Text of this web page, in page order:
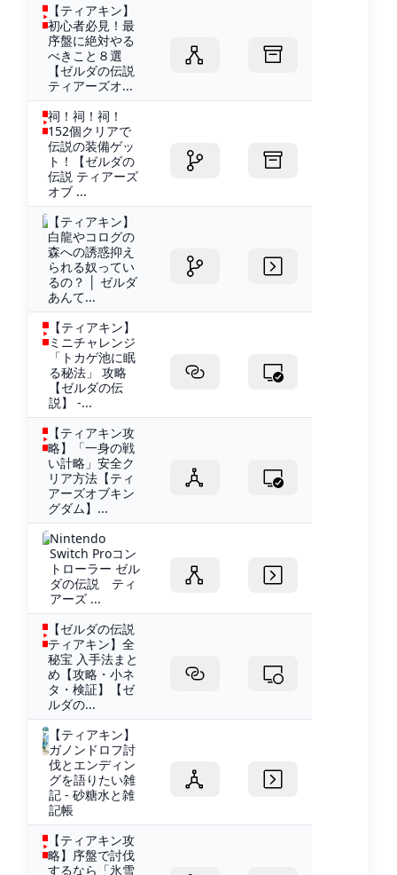
【ティアキン】
初心者必見！最
序盤に絶対やる
べきこと８選
【ゼルダの伝説
ティアーズオ...
祠！祠！祠！
152個クリアで
伝説の装備ゲッ
ト！【ゼルダの
伝説 ティアーズ
オブ ...
【ティアキン】
白龍やコログの
森への誘惑抑え
られる奴ってい
るの？ │ ゼルダ
あんて...
【ティアキン】
ミニチャレンジ
「トカゲ池に眠
る秘法」 攻略
【ゼルダの伝
説】 -...
【ティアキン攻
略】「一身の戦
い計略」安全ク
リア方法【ティ
アーズオブキン
グダム】...
Nintendo
Switch Proコン
トローラー ゼル
ダの伝説 ティ
アーズ ...
【ゼルダの伝説
ティアキン】全
秘宝 入手法まと
め【攻略・小ネ
タ・検証】【ゼ
ルダの...
【ティアキン】
ガノンドロフ討
伐とエンディン
グを語りたい雑
記 - 砂糖水と雑
記帳
【ティアキン攻
略】序盤で討伐
するなら「氷雪